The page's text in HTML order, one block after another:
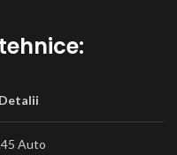
Detalii
Auto